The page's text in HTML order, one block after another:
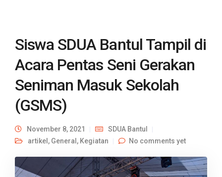
Siswa SDUA Bantul Tampil di
Acara Pentas Seni Gerakan
Seniman Masuk Sekolah
(GSMS)
November 8, 2021
SDUA Bantul
artikel , General , Kegiatan No comments yet